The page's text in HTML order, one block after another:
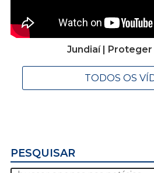
Jundiaí | Proteger
TODOS OS
PESQUISAR